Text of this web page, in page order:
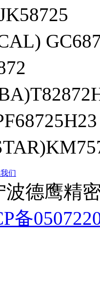
们
德鹰精
备